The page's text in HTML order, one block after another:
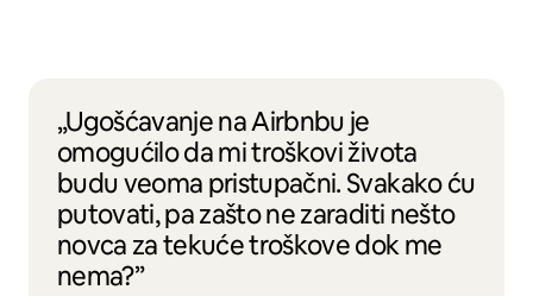
„Ugošćavanje na Airbnbu je
omogućilo da mi troškovi života
budu veoma pristupačni. Svakako ću
putovati, pa zašto ne zaraditi nešto
novca za tekuće troškove dok me
nema?”